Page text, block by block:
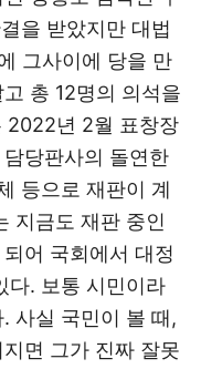
을 받았지만 대법
그사이에 당을 만
총 12명의 의석을
2022년 2월 표창장
당판사의 돌연한
등으로 재판이 계
지금도 재판 중인
어 국회에서 대정
다. 보통 시민이라
사실 국민이 볼 때,
면 그가 진짜 잘못